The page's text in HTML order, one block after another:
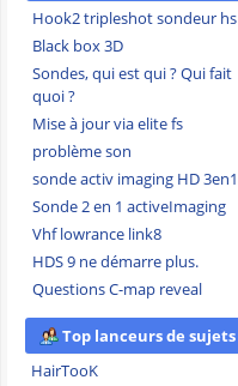
Hook2 tripleshot sondeur hs
Black box 3D
Sondes, qui est qui ? Qui fait
quoi ?
Mise à jour via elite fs
problème son
sonde activ imaging HD 3en1
Sonde 2 en 1 activeImaging
Vhf lowrance link8
HDS 9 ne démarre plus.
Questions C-map reveal
Top lanceurs de sujets
HairTooK